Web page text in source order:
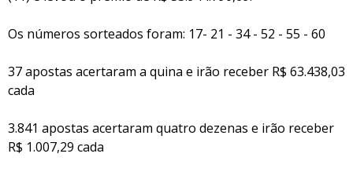
Os números sorteados foram: 17- 21 - 34 - 52 - 55 - 60
37 apostas acertaram a quina e irão receber R$ 63.438,03
cada
3.841 apostas acertaram quatro dezenas e irão receber
R$ 1.007,29 cada